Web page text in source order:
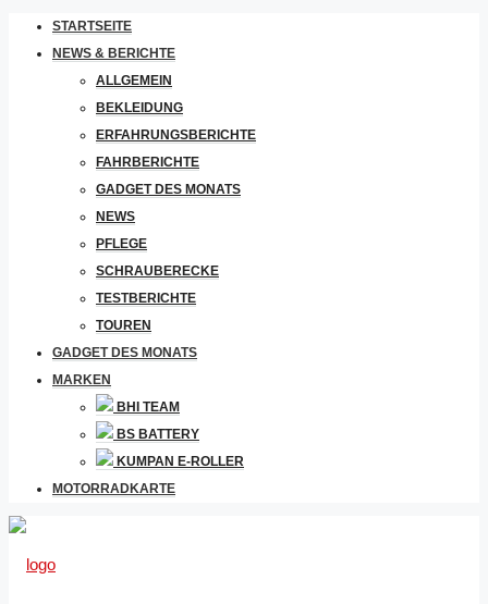
STARTSEITE
NEWS & BERICHTE
ALLGEMEIN
BEKLEIDUNG
ERFAHRUNGSBERICHTE
FAHRBERICHTE
GADGET DES MONATS
NEWS
PFLEGE
SCHRAUBERECKE
TESTBERICHTE
TOUREN
GADGET DES MONATS
MARKEN
BHI TEAM
BS BATTERY
KUMPAN E-ROLLER
MOTORRADKARTE